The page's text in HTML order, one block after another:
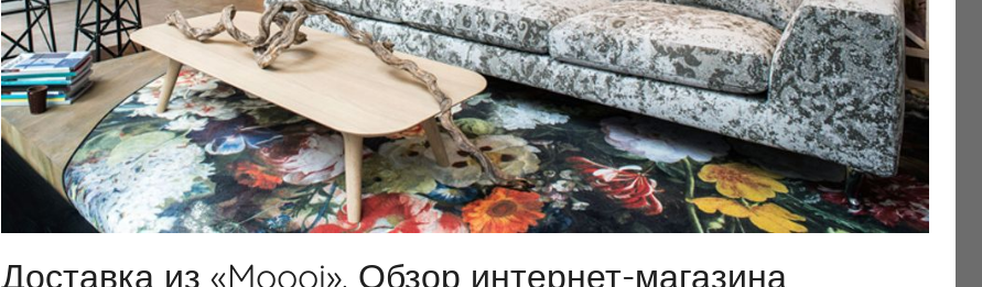
Доставка из «Moooi». Обзор интернет-магазина